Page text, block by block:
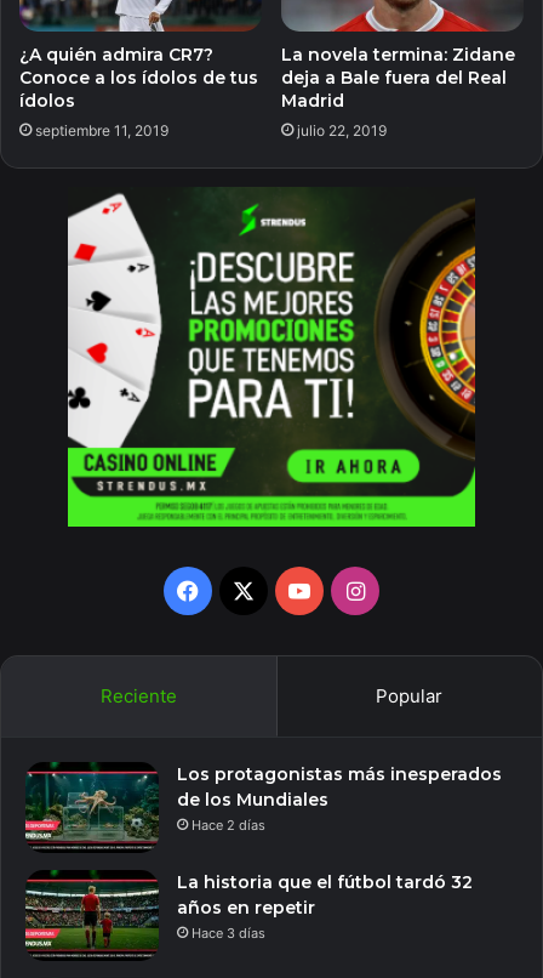
¿A quién admira CR7?
Conoce a los ídolos de tus
ídolos
septiembre 11, 2019
La novela termina: Zidane
deja a Bale fuera del Real
Madrid
julio 22, 2019
Facebook
X YouTubeInstagram
Reciente Popular
Los protagonistas más inesperados
de los Mundiales
Hace 2 días
La historia que el fútbol tardó 32
años en repetir
Hace 3 días